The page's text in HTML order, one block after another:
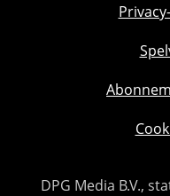
DPG Media B.V.,